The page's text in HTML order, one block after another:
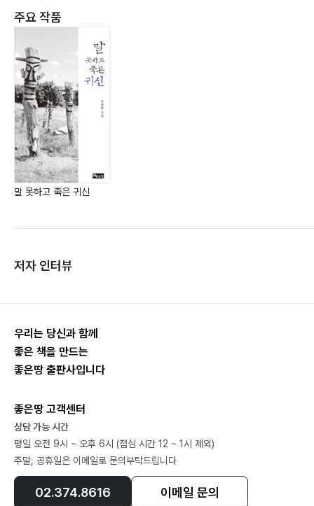
주요 작품
말 못하고 죽은 귀신
저자 인터뷰
우리는 당신과 함께
좋은 책을 만드는
좋은땅 출판사입니다
좋은땅 고객센터
상담 가능 시간
평일 오전 9시 ~ 오후 6시 (점심 시간 12 ~ 1시 제외)
주말, 공휴일은 이메일로 문의부탁드립니다
02.374.8616 이메일 문의